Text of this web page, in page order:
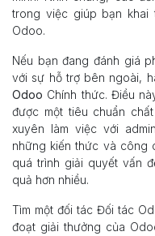
trong việc giúp bạn khai
Odoo.
Nếu bạn đang đánh giá
với sự hỗ trợ bên ngoài,
Odoo Chính thức. Điều
được một tiêu chuẩn
xuyên làm việc với
những kiến thức và công
quá trình giải quyết vấn
quả hơn nhiều.
Tìm một đối tác Đối tác
đoạt giải thưởng của